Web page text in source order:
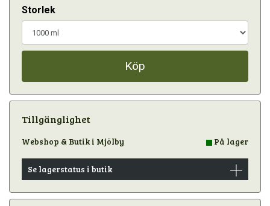
Storlek
Köp
Tillgänglighet
Webshop & Butik i Mjölby På lager
Se lagerstatus i butik